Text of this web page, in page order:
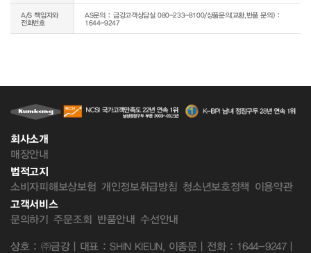
A/S 책임자와
전화번호
AS문의 : 금강고객상담실 080-233-8100/상품문의(교환,반품 문의) :
1644-9247
회사소개
매장안내
법적고지
소비자피해보상보험 개인정보취급방침 청소년보호정책 이용약관
고객서비스
문의하기 주문조회 반품안내 수선안내
상호 : ㈜금강 | 대표 : SHIN KIEUN, 이종문 | 전화 : 1644-9247 |